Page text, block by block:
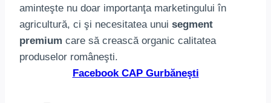
aminteşte nu doar importanţa marketingului în
agricultură, ci şi necesitatea unui segment
premium care să crească organic calitatea
produselor româneşti.
Facebook CAP Gurbăneşti